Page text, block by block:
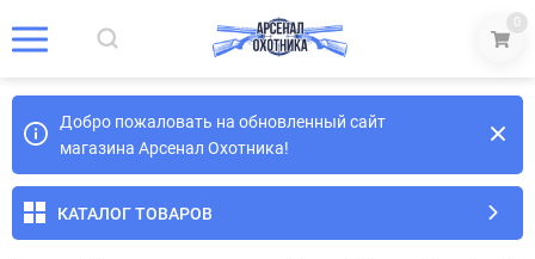
0
Добро пожаловать на обновленный сайт
магазина Арсенал Охотника!
КАТАЛОГ ТОВАРОВ